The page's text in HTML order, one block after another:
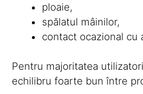
ploaie,
spălatul mâinilor,
contact ocazional cu
Pentru majoritatea
echilibru foarte bun între